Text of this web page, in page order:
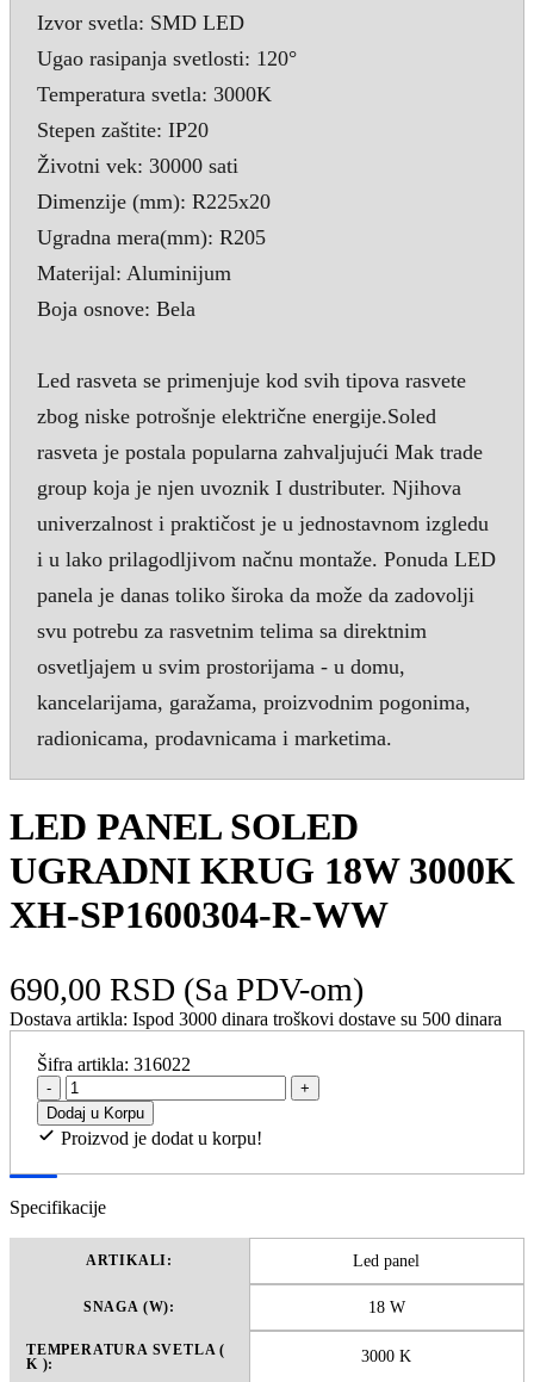
Izvor svetla: SMD LED
Ugao rasipanja svetlosti: 120°
Temperatura svetla: 3000K
Stepen zaštite: IP20
Životni vek: 30000 sati
Dimenzije (mm): R225x20
Ugradna mera(mm): R205
Materijal: Aluminijum
Boja osnove: Bela
Led rasveta se primenjuje kod svih tipova rasvete
zbog niske potrošnje električne energije.Soled
rasveta je postala popularna zahvaljujući Mak trade
group koja je njen uvoznik I dustributer. Njihova
univerzalnost i praktičost je u jednostavnom izgledu
i u lako prilagodljivom načnu montaže. Ponuda LED
panela je danas toliko široka da može da zadovolji
svu potrebu za rasvetnim telima sa direktnim
osvetljajem u svim prostorijama - u domu,
kancelarijama, garažama, proizvodnim pogonima,
radionicama, prodavnicama i marketima.
LED PANEL SOLED
UGRADNI KRUG 18W 3000K
XH-SP1600304-R-WW
690,00 RSD (Sa PDV-om)
Dostava artikla: Ispod 3000 dinara troškovi dostave su 500 dinara
Šifra artikla:316022
-
+
Dodaj u Korpu
Proizvod je dodat u korpu!
Specifikacije
ARTIKALI: Led panel
SNAGA (W): 18 W
TEMPERATURA SVETLA (
K ):
3000 K